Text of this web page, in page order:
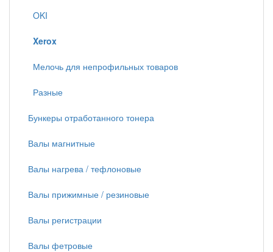
OKI
Xerox
Мелочь для непрофильных товаров
Разные
Бункеры отработанного тонера
Валы магнитные
Валы нагрева / тефлоновые
Валы прижимные / резиновые
Валы регистрации
Валы фетровые